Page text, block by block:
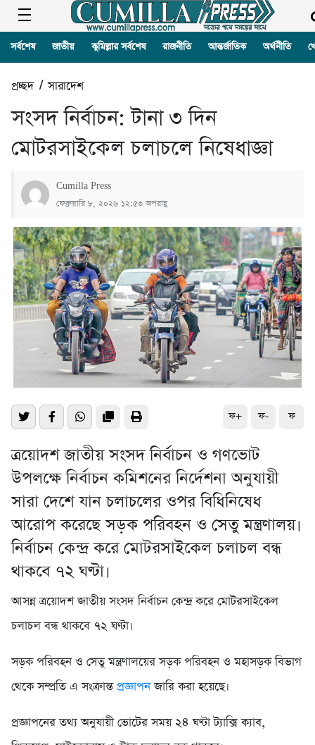
সর্বশেষ জাতীয় কুমিল্লার সর্বশেষ রাজনীতি আন্তর্জাতিক অর্থনীতি
প্রচ্ছদ/সারাদেশ
সংসদ নির্বাচন: টানা ৩ দিন
মোটরসাইকেল চলাচলে নিষেধাজ্ঞা
Cumilla Press
ফেব্রুয়ারি ৮, ২০২৬ ১২:৫৩ অপরাহ্ণ
ফ+ ফ- ফ
ত্রয়োদশ জাতীয় সংসদ নির্বাচন ও গণভোট
উপলক্ষে নির্বাচন কমিশনের নির্দেশনা অনুযায়ী
সারা দেশে যান চলাচলের ওপর বিধিনিষেধ
আরোপ করেছে সড়ক পরিবহন ও সেতু মন্ত্রণালয়।
নির্বাচন কেন্দ্র করে মোটরসাইকেল চলাচল বন্ধ
থাকবে ৭২ ঘণ্টা।
আসন্ন ত্রয়োদশ জাতীয় সংসদ নির্বাচন কেন্দ্র করে মোটরসাইকেল
চলাচল বন্ধ থাকবে ৭২ ঘণ্টা।
সড়ক পরিবহন ও সেতু মন্ত্রণালয়ের সড়ক পরিবহন ও মহাসড়ক বিভাগ
থেকে সম্প্রতি এ সংক্রান্তপ্রজ্ঞাপনজারি করা হয়েছে।
প্রজ্ঞাপনের তথ্য অনুযায়ী ভোটের সময় ২৪ ঘণ্টা ট্যাক্সি ক্যাব,